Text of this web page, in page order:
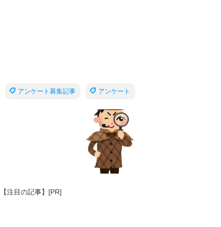
アンケート募集記事 アンケート
【注目の記事】[PR]